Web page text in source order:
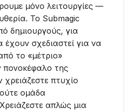
μόνο λειτουργίες —
Το Submagic
δημιουργούς, για
σχεδιαστεί για να
το «μέτριο»
πονοκέφαλο της
χρειάζεστε πτυχίο
ομάδα
απλώς μια